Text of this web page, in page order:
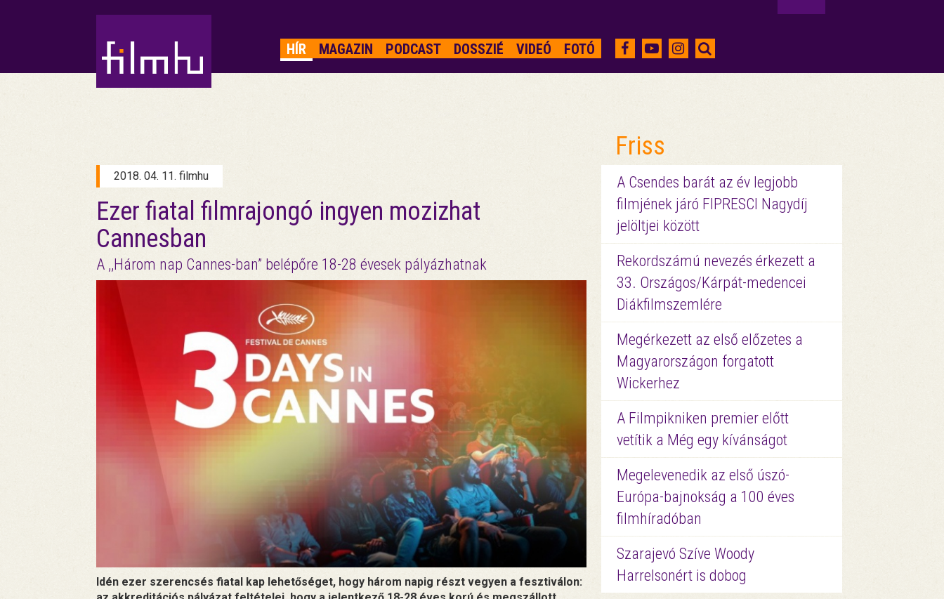
HÍR MAGAZIN PODCAST DOSSZIÉ VIDEÓ FOTÓ
2018. 04. 11. filmhu
Ezer fiatal filmrajongó ingyen mozizhat
Cannesban
A ,,Három nap Cannes-ban” belépőre 18-28 évesek pályázhatnak
Idén ezer szerencsés fiatal kap lehetőséget, hogy három napig részt vegyen a fesztiválon:
Friss
A Csendes barát az év legjobb
filmjének járó FIPRESCI Nagydíj
jelöltjei között
Rekordszámú nevezés érkezett a
33. Országos/Kárpát-medencei
Diákfilmszemlére
Megérkezett az első előzetes a
Magyarországon forgatott
Wickerhez
A Filmpikniken premier előtt
vetítik a Még egy kívánságot
Megelevenedik az első úszó-
Európa-bajnokság a 100 éves
filmhíradóban
Szarajevó Szíve Woody
Harrelsonért is dobog